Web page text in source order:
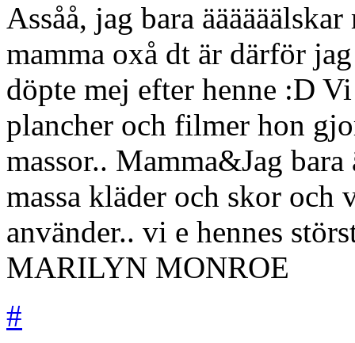
Assåå, jag bara
mamma oxå dt är därför
döpte mej efter henne :D
plancher och filmer hon
massor.. Mamma&Jag
massa kläder och skor och
använder.. vi e hennes
MARILYN MONROE
#